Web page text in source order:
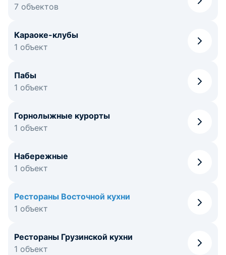
7 объектов
Караоке-клубы
1 объект
Пабы
1 объект
Горнолыжные курорты
1 объект
Набережные
1 объект
Рестораны Восточной кухни
1 объект
Рестораны Грузинской кухни
1 объект